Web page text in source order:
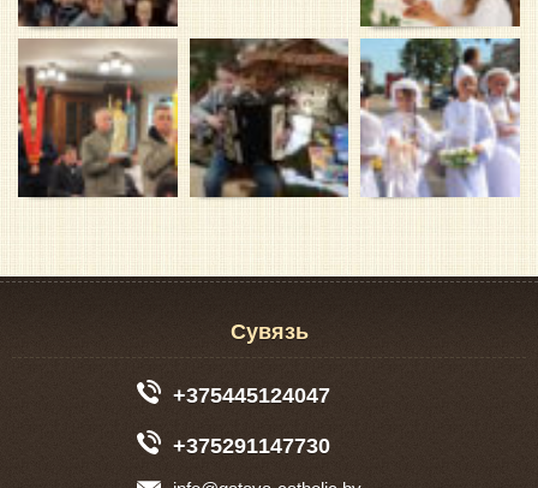
Сувязь
+375445124047
+375291147730